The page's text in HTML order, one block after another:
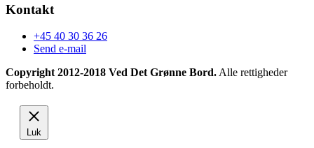
Kontakt
+45 40 30 36 26
Send e-mail
Copyright 2012-2018 Ved Det Grønne Bord. Alle rettigheder
forbeholdt.
Luk